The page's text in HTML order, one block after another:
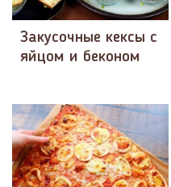
Закусочные кексы с
яйцом и беконом